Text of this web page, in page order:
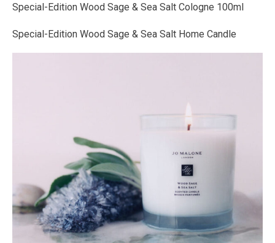
Special-Edition Wood Sage & Sea Salt Cologne 100ml
Special-Edition Wood Sage & Sea Salt Home Candle